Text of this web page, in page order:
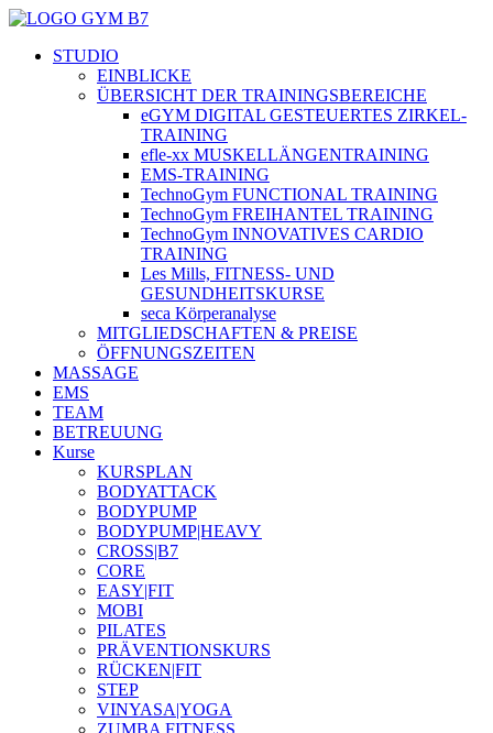
STUDIO
EINBLICKE
ÜBERSICHT DER TRAININGSBEREICHE
eGYM DIGITAL GESTEUERTES ZIRKEL-
TRAINING
efle-xx MUSKELLÄNGENTRAINING
EMS-TRAINING
TechnoGym FUNCTIONAL TRAINING
TechnoGym FREIHANTEL TRAINING
TechnoGym INNOVATIVES CARDIO
TRAINING
Les Mills, FITNESS- UND
GESUNDHEITSKURSE
seca Körperanalyse
MITGLIEDSCHAFTEN & PREISE
ÖFFNUNGSZEITEN
MASSAGE
EMS
TEAM
BETREUUNG
Kurse
KURSPLAN
BODYATTACK
BODYPUMP
BODYPUMP|HEAVY
CROSS|B7
CORE
EASY|FIT
MOBI
PILATES
PRÄVENTIONSKURS
RÜCKEN|FIT
STEP
VINYASA|YOGA
ZUMBA FITNESS